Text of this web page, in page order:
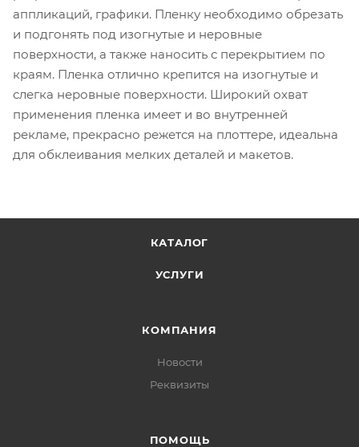
аппликаций, графики. Пленку необходимо обрезать
и подгонять под изогнутые и неровные
поверхности, а также наносить с перекрытием по
краям. Пленка отлично крепится на изогнутые и
слегка неровные поверхности. Широкий охват
применения пленка имеет и во внутренней
рекламе, прекрасно режется на плоттере, идеальна
для обклеивания мелких деталей и макетов.
КАТАЛОГ
УСЛУГИ
КОМПАНИЯ
Новости
Реквизиты
ПОМОЩЬ